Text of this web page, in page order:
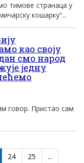
тимове странаца у
кошарку”...
као своју
смо народ
једну
говор. Пристао сам
24 25
...